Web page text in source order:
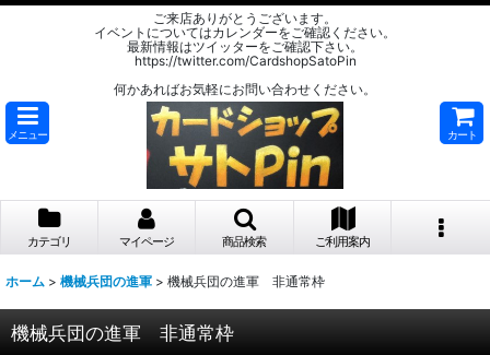
ご来店ありがとうございます。
イベントについてはカレンダーをご確認ください。
最新情報はツイッターをご確認下さい。
https://twitter.com/CardshopSatoPin
何かあればお気軽にお問い合わせください。
メニュー カート
カテゴリ マイページ 商品検索 ご利用案内
ホーム > 機械兵団の進軍 > 機械兵団の進軍 非通常枠
機械兵団の進軍 非通常枠